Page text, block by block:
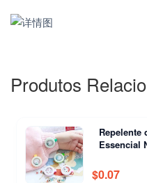
Produtos
Repelente
Essencial
$0.07